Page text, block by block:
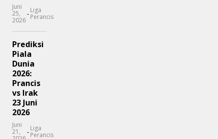
Juni
25,
2026
- Liga
Perancis
Prediksi
Piala
Dunia
2026:
Prancis
vs Irak
23 Juni
2026
Juni
21,
- Liga
Perancis